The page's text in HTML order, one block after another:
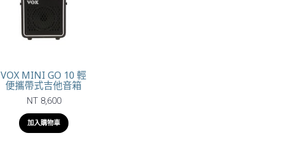
VOX MINI GO 10 輕
便攜帶式吉他音箱
NT 8,600
加入購物車